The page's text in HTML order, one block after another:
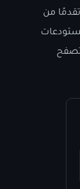
من
تصفح